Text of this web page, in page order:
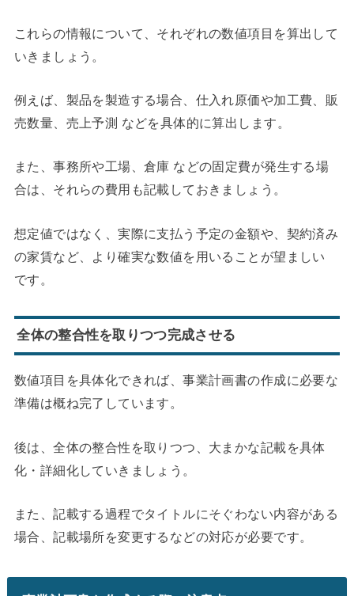
これらの情報について、それぞれの数値項目を算出して
いきましょう。
例えば、製品を製造する場合、仕入れ原価や加工費、販
売数量、売上予測 などを具体的に算出します。
また、事務所や工場、倉庫 などの固定費が発生する場
合は、それらの費用も記載しておきましょう。
想定値ではなく、実際に支払う予定の金額や、契約済み
の家賃など、より確実な数値を用いることが望ましい
です。
全体の整合性を取りつつ完成させる
数値項目を具体化できれば、事業計画書の作成に必要な
準備は概ね完了しています。
後は、全体の整合性を取りつつ、大まかな記載を具体
化・詳細化していきましょう。
また、記載する過程でタイトルにそぐわない内容がある
場合、記載場所を変更するなどの対応が必要です。